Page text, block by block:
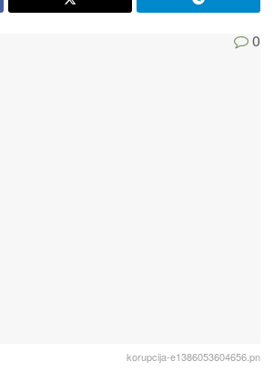
0
korupcija-e1386053604656.pn